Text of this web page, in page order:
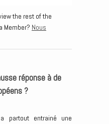
the rest of the
Member? Nous
réponse à de
?
partout entrainé une